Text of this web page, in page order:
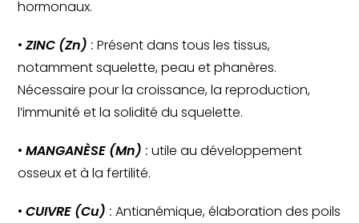
hormonaux.
• ZINC (Zn) : Présent dans tous les tissus,
notamment squelette, peau et phanères.
Nécessaire pour la croissance, la reproduction,
l’immunité et la solidité du squelette.
• MANGANÈSE (Mn) : utile au développement
osseux et à la fertilité.
• CUIVRE (Cu) : Antianémique, élaboration des poils